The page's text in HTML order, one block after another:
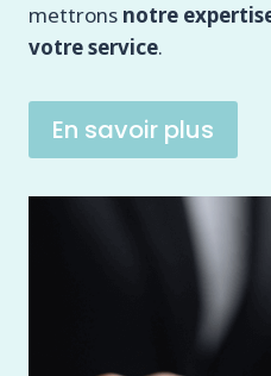
mettrons notre
votre service.
En savoir plus